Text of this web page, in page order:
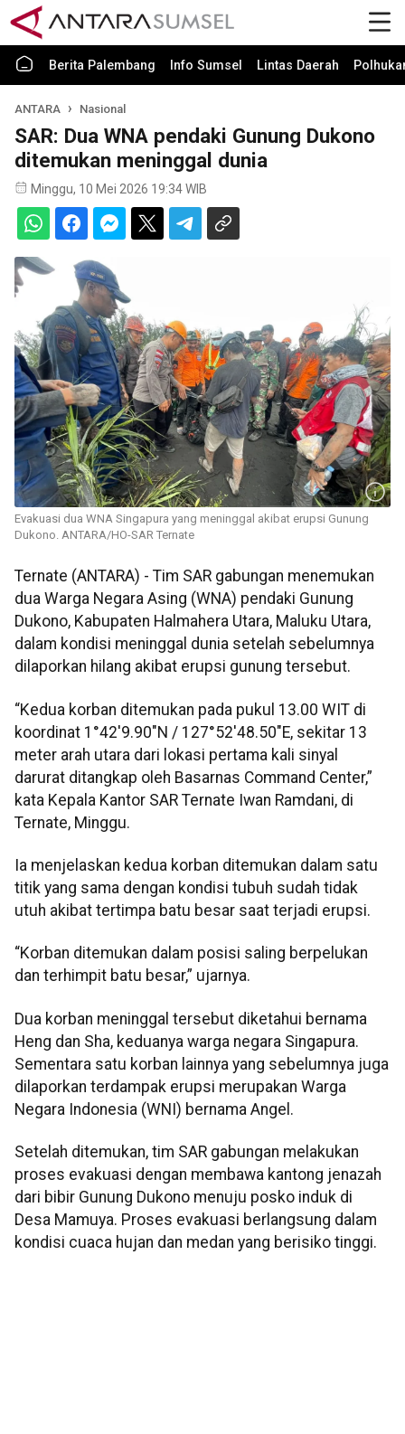
Berita Palembang Info Sumsel Lintas Daerah
ANTARA Nasional
SAR: Dua WNA pendaki Gunung Dukono
ditemukan meninggal dunia
Minggu, 10 Mei 2026 19:34 WIB
Evakuasi dua WNA Singapura yang meninggal akibat erupsi Gunung
Dukono. ANTARA/HO-SAR Ternate
Ternate (ANTARA) - Tim SAR gabungan menemukan
dua Warga Negara Asing (WNA) pendaki Gunung
Dukono, Kabupaten Halmahera Utara, Maluku Utara,
dalam kondisi meninggal dunia setelah sebelumnya
dilaporkan hilang akibat erupsi gunung tersebut.
“Kedua korban ditemukan pada pukul 13.00 WIT di
koordinat 1°42'9.90"N / 127°52'48.50"E, sekitar 13
meter arah utara dari lokasi pertama kali sinyal
darurat ditangkap oleh Basarnas Command Center,”
kata Kepala Kantor SAR Ternate Iwan Ramdani, di
Ternate, Minggu.
Ia menjelaskan kedua korban ditemukan dalam satu
titik yang sama dengan kondisi tubuh sudah tidak
utuh akibat tertimpa batu besar saat terjadi erupsi.
“Korban ditemukan dalam posisi saling berpelukan
dan terhimpit batu besar,” ujarnya.
Dua korban meninggal tersebut diketahui bernama
Heng dan Sha, keduanya warga negara Singapura.
Sementara satu korban lainnya yang sebelumnya juga
dilaporkan terdampak erupsi merupakan Warga
Negara Indonesia (WNI) bernama Angel.
Setelah ditemukan, tim SAR gabungan melakukan
proses evakuasi dengan membawa kantong jenazah
dari bibir Gunung Dukono menuju posko induk di
Desa Mamuya. Proses evakuasi berlangsung dalam
kondisi cuaca hujan dan medan yang berisiko tinggi.